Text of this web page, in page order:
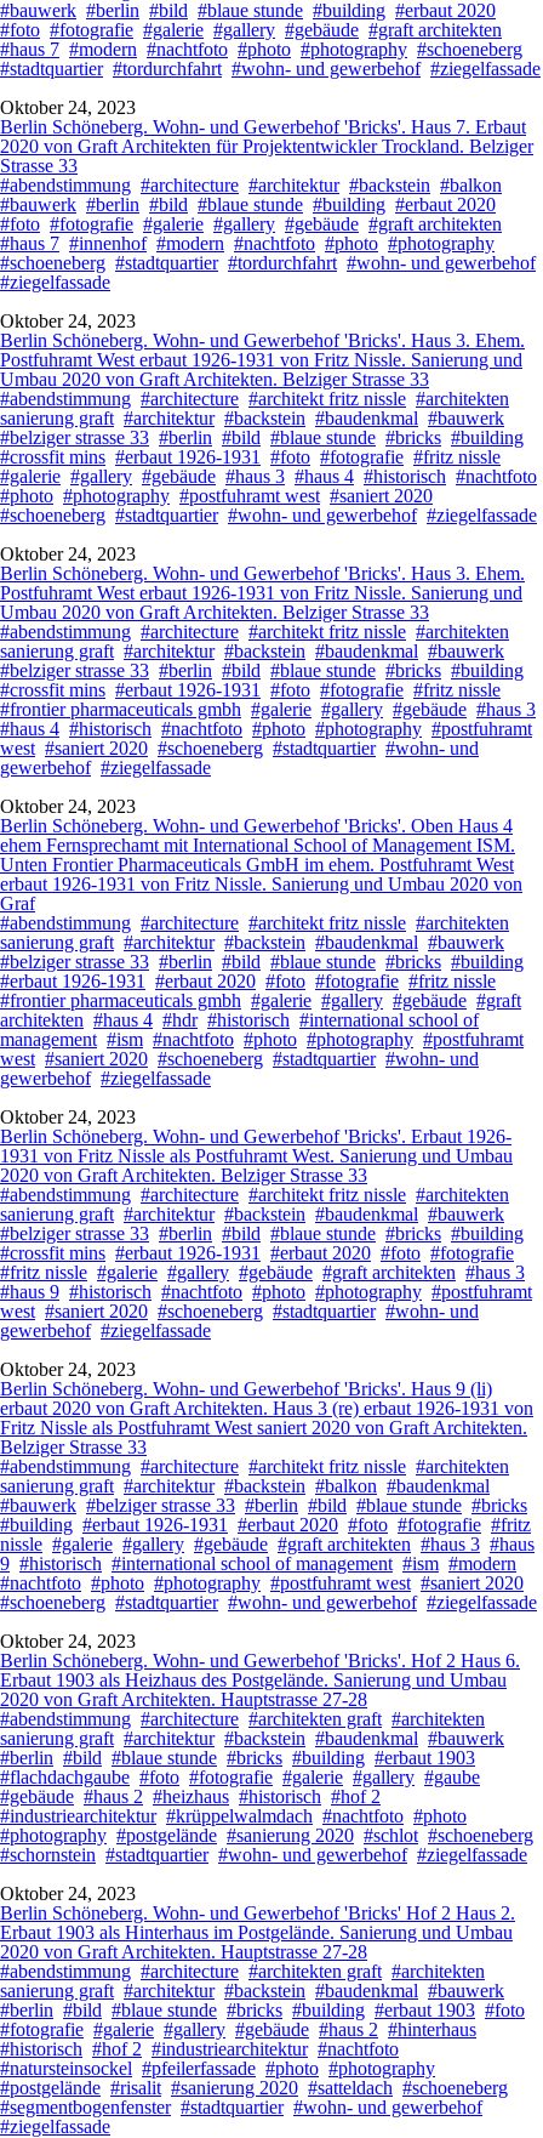
#bauwerk #berlin #bild #blaue stunde #building #erbaut 2020
#foto #fotografie #galerie #gallery #gebäude #graft architekten
#haus 7 #modern #nachtfoto #photo #photography #schoeneberg
#stadtquartier #tordurchfahrt #wohn- und gewerbehof #ziegelfassade
Oktober 24, 2023
Berlin Schöneberg. Wohn- und Gewerbehof 'Bricks'. Haus 7. Erbaut
2020 von Graft Architekten für Projektentwickler Trockland. Belziger
Strasse 33
#abendstimmung #architecture #architektur #backstein #balkon
#bauwerk #berlin #bild #blaue stunde #building #erbaut 2020
#foto #fotografie #galerie #gallery #gebäude #graft architekten
#haus 7 #innenhof #modern #nachtfoto #photo #photography
#schoeneberg #stadtquartier #tordurchfahrt #wohn- und gewerbehof
#ziegelfassade
Oktober 24, 2023
Berlin Schöneberg. Wohn- und Gewerbehof 'Bricks'. Haus 3. Ehem.
Postfuhramt West erbaut 1926-1931 von Fritz Nissle. Sanierung und
Umbau 2020 von Graft Architekten. Belziger Strasse 33
#abendstimmung #architecture #architekt fritz nissle #architekten
sanierung graft #architektur #backstein #baudenkmal #bauwerk
#belziger strasse 33 #berlin #bild #blaue stunde #bricks #building
#crossfit mins #erbaut 1926-1931 #foto #fotografie #fritz nissle
#galerie #gallery #gebäude #haus 3 #haus 4 #historisch #nachtfoto
#photo #photography #postfuhramt west #saniert 2020
#schoeneberg #stadtquartier #wohn- und gewerbehof #ziegelfassade
Oktober 24, 2023
Berlin Schöneberg. Wohn- und Gewerbehof 'Bricks'. Haus 3. Ehem.
Postfuhramt West erbaut 1926-1931 von Fritz Nissle. Sanierung und
Umbau 2020 von Graft Architekten. Belziger Strasse 33
#abendstimmung #architecture #architekt fritz nissle #architekten
sanierung graft #architektur #backstein #baudenkmal #bauwerk
#belziger strasse 33 #berlin #bild #blaue stunde #bricks #building
#crossfit mins #erbaut 1926-1931 #foto #fotografie #fritz nissle
#frontier pharmaceuticals gmbh #galerie #gallery #gebäude #haus 3
#haus 4 #historisch #nachtfoto #photo #photography #postfuhramt
west #saniert 2020 #schoeneberg #stadtquartier #wohn- und
gewerbehof #ziegelfassade
Oktober 24, 2023
Berlin Schöneberg. Wohn- und Gewerbehof 'Bricks'. Oben Haus 4
ehem Fernsprechamt mit International School of Management ISM.
Unten Frontier Pharmaceuticals GmbH im ehem. Postfuhramt West
erbaut 1926-1931 von Fritz Nissle. Sanierung und Umbau 2020 von
Graf
#abendstimmung #architecture #architekt fritz nissle #architekten
sanierung graft #architektur #backstein #baudenkmal #bauwerk
#belziger strasse 33 #berlin #bild #blaue stunde #bricks #building
#erbaut 1926-1931
#erbaut 2020 #foto #fotografie #fritz nissle
#frontier pharmaceuticals gmbh #galerie #gallery #gebäude #graft
architekten #haus 4 #hdr #historisch #international school of
management #ism #nachtfoto #photo #photography #postfuhramt
west #saniert 2020 #schoeneberg #stadtquartier #wohn- und
gewerbehof #ziegelfassade
Oktober 24, 2023
Berlin Schöneberg. Wohn- und Gewerbehof 'Bricks'. Erbaut 1926-
1931 von Fritz Nissle als Postfuhramt West. Sanierung und Umbau
2020 von Graft Architekten. Belziger Strasse 33
#abendstimmung #architecture #architekt fritz nissle #architekten
sanierung graft #architektur #backstein #baudenkmal #bauwerk
#belziger strasse 33 #berlin #bild #blaue stunde #bricks #building
#crossfit mins #erbaut 1926-1931 #erbaut 2020 #foto #fotografie
#fritz nissle #galerie #gallery #gebäude #graft architekten #haus 3
#haus 9 #historisch #nachtfoto #photo #photography #postfuhramt
west #saniert 2020 #schoeneberg #stadtquartier #wohn- und
gewerbehof #ziegelfassade
Oktober 24, 2023
Berlin Schöneberg. Wohn- und Gewerbehof 'Bricks'. Haus 9 (li)
erbaut 2020 von Graft Architekten. Haus 3 (re) erbaut 1926-1931 von
Fritz Nissle als Postfuhramt West saniert 2020 von Graft Architekten.
Belziger Strasse 33
#abendstimmung #architecture #architekt fritz nissle #architekten
sanierung graft #architektur #backstein #balkon #baudenkmal
#bauwerk #belziger strasse 33 #berlin #bild #blaue stunde #bricks
#building #erbaut 1926-1931 #erbaut 2020 #foto #fotografie #fritz
nissle #galerie #gallery #gebäude #graft architekten #haus 3 #haus
9 #historisch #international school of management #ism #modern
#nachtfoto #photo #photography #postfuhramt west #saniert 2020
#schoeneberg #stadtquartier #wohn- und gewerbehof #ziegelfassade
Oktober 24, 2023
Berlin Schöneberg. Wohn- und Gewerbehof 'Bricks'. Hof 2 Haus 6.
Erbaut 1903 als Heizhaus des Postgelände. Sanierung und Umbau
2020 von Graft Architekten. Hauptstrasse 27-28
#abendstimmung #architecture #architekten graft #architekten
sanierung graft #architektur #backstein #baudenkmal #bauwerk
#berlin #bild #blaue stunde #bricks #building #erbaut 1903
#flachdachgaube #foto #fotografie #galerie #gallery #gaube
#gebäude #haus 2 #heizhaus #historisch #hof 2
#industriearchitektur #krüppelwalmdach #nachtfoto #photo
#photography #postgelände #sanierung 2020 #schlot #schoeneberg
#schornstein #stadtquartier #wohn- und gewerbehof #ziegelfassade
Oktober 24, 2023
Berlin Schöneberg. Wohn- und Gewerbehof 'Bricks' Hof 2 Haus 2.
Erbaut 1903 als Hinterhaus im Postgelände. Sanierung und Umbau
2020 von Graft Architekten. Hauptstrasse 27-28
#abendstimmung #architecture #architekten graft #architekten
sanierung graft #architektur #backstein #baudenkmal #bauwerk
#berlin #bild #blaue stunde #bricks #building #erbaut 1903 #foto
#fotografie #galerie #gallery #gebäude #haus 2 #hinterhaus
#historisch #hof 2 #industriearchitektur #nachtfoto
#natursteinsockel #pfeilerfassade #photo #photography
#postgelände #risalit #sanierung 2020 #satteldach #schoeneberg
#segmentbogenfenster #stadtquartier #wohn- und gewerbehof
#ziegelfassade